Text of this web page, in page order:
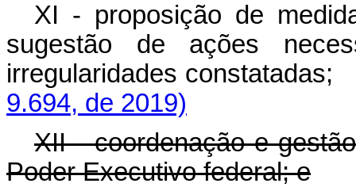
XI - proposição de
sugestão de ações
irregularidades
9.694, de 2019)
XII - coordenação e
Poder Executivo federal; e